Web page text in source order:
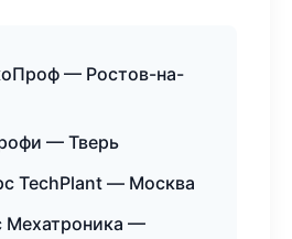
— Ростов-на-
— Тверь
TechPlant — Москва
Мехатроника —